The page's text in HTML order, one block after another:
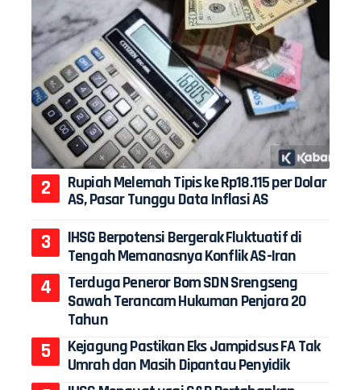
Rupiah Melemah Tipis ke Rp18.115 per Dolar
AS, Pasar Tunggu Data Inflasi AS
IHSG Berpotensi Bergerak Fluktuatif di
Tengah Memanasnya Konflik AS-Iran
Terduga Peneror Bom SDN Srengseng
Sawah Terancam Hukuman Penjara 20
Tahun
Kejagung Pastikan Eks Jampidsus FA Tak
Umrah dan Masih Dipantau Penyidik